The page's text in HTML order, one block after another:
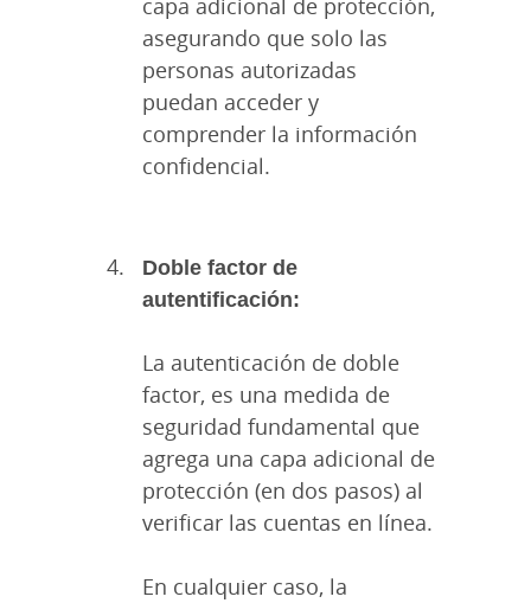
capa adicional de protección,
asegurando que solo las
personas autorizadas
puedan acceder y
comprender la información
confidencial.
Doble factor de
autentificación:
La autenticación de doble
factor, es una medida de
seguridad fundamental que
agrega una capa adicional de
protección (en dos pasos) al
verificar las cuentas en línea.
En cualquier caso, la